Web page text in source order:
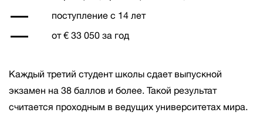
поступление с 14 лет
от € 33 050 за год
Каждый третий студент школы сдает выпускной
экзамен на 38 баллов и более. Такой результат
считается проходным в ведущих университетах мира.